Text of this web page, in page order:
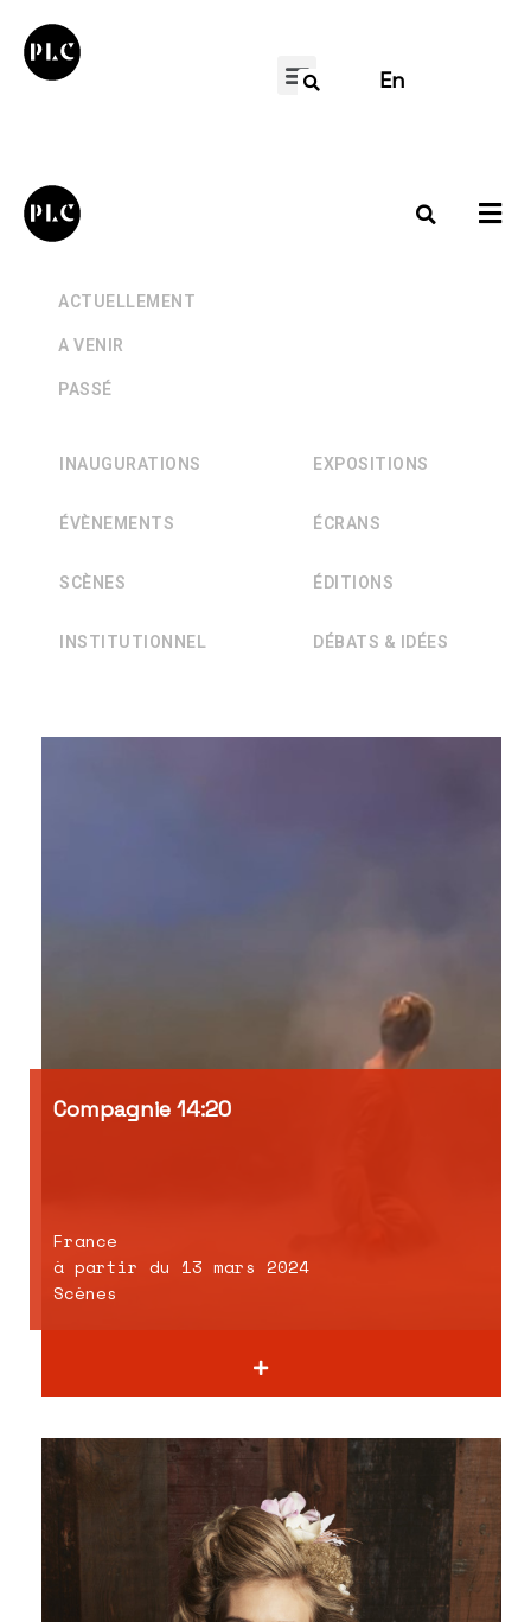
En
ACTUELLEMENT
A VENIR
PASSÉ
INAUGURATIONS EXPOSITIONS
ÉVÈNEMENTS ÉCRANS
SCÈNES ÉDITIONS
INSTITUTIONNEL DÉBATS & IDÉES
Compagnie 14:20
France
à partir du 13 mars 2024
Scènes